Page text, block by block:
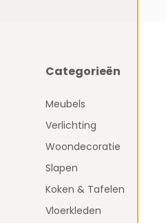
Categorieën
Meubels
Verlichting
Woondecoratie
Slapen
Koken & Tafelen
Vloerkleden